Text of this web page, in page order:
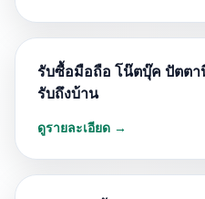
รับซื้อมือถือ โน๊ตบุ๊ค ปัตตา
รับถึงบ้าน
ดูรายละเอียด →